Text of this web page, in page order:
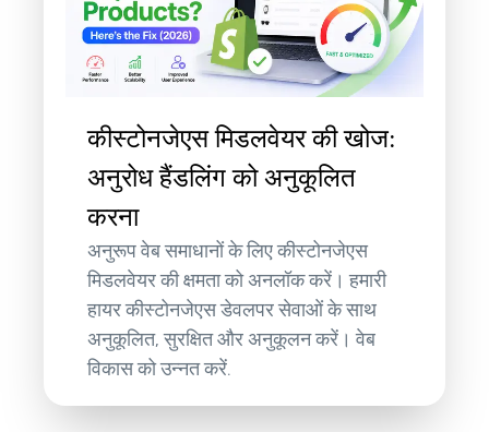
कीस्टोनजेएस मिडलवेयर की खोज:
अनुरोध हैंडलिंग को अनुकूलित
करना
अनुरूप वेब समाधानों के लिए कीस्टोनजेएस
मिडलवेयर की क्षमता को अनलॉक करें। हमारी
हायर कीस्टोनजेएस डेवलपर सेवाओं के साथ
अनुकूलित, सुरक्षित और अनुकूलन करें। वेब
विकास को उन्नत करें.